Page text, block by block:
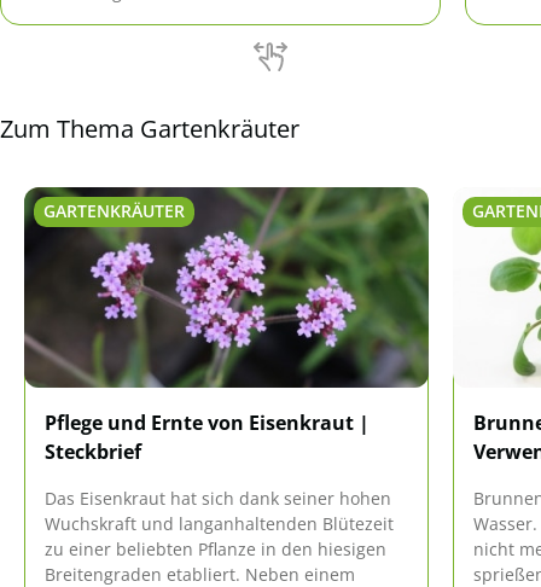
Zum Thema Gartenkräuter
GARTENKRÄUTER
Pflege und Ernte von Eisenkraut |
Steckbrief
Das Eisenkraut hat sich dank seiner hohen
Wuchskraft und langanhaltenden Blütezeit
zu einer beliebten Pflanze in den hiesigen
Breitengraden etabliert. Neben einem
nicht